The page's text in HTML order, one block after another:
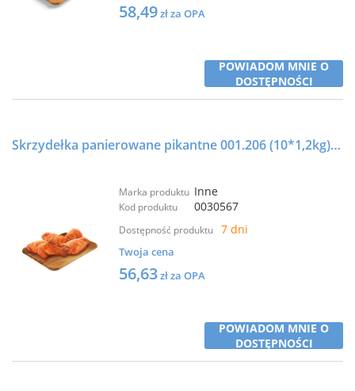
58,49zł za OPA
POWIADOM MNIE O
DOSTĘPNOŚCI
Skrzydełka panierowane pikantne 001.206 (10*1,2kg) – Aj Food
Marka produktu Inne
Kod produktu 0030567
Dostępność produktu 7 dni
Twoja cena
56,63zł za OPA
POWIADOM MNIE O
DOSTĘPNOŚCI